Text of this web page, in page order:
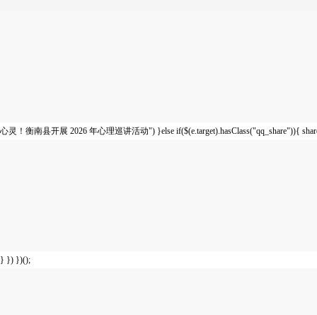
心灵！衡南县开展 2026 年心理巡讲活动") }else if($(e.target).hasClass("qq_share")){
} }) })();